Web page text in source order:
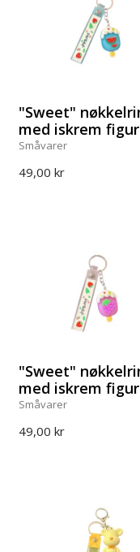
"Sweet"
med iskrem figur
Småvarer
49,00 kr
"Sweet"
med iskrem figur
Småvarer
49,00 kr